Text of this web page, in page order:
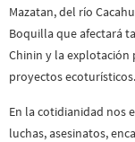
Mazatan, del río
Boquilla que afectará
Chinin y la explotación
proyectos ecoturísticos.
En la cotidianidad nos
luchas, asesinatos,